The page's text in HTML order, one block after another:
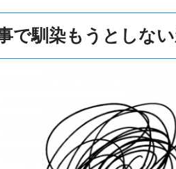
で馴染もうとしな